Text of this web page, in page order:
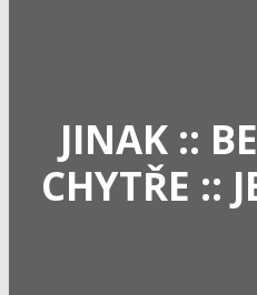
JINAK ::
CHYTŘE ::